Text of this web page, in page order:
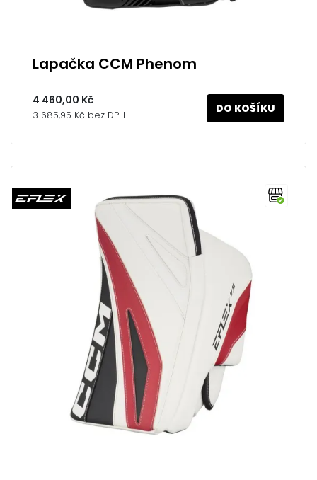
Lapačka CCM Phenom
4 460,00 Kč
3 685,95 Kč bez DPH DO KOŠÍKU